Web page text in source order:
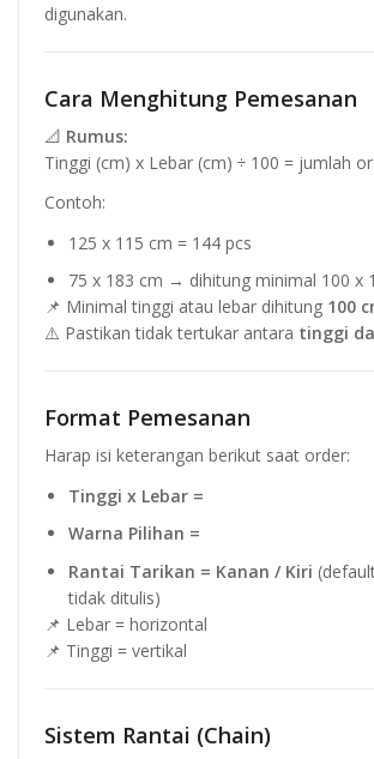
digunakan.
Cara Menghitung Pemesanan
📐 Rumus:
Tinggi (cm) x Lebar (cm) ÷ 100 = jumlah
Contoh:
125 x 115 cm = 144 pcs
75 x 183 cm → dihitung minimal 100 x
📌 Minimal tinggi atau lebar dihitung 100
⚠️ Pastikan tidak tertukar antara tinggi
Format Pemesanan
Harap isi keterangan berikut saat order:
Tinggi x Lebar =
Warna Pilihan =
Rantai Tarikan = Kanan / Kiri
tidak ditulis)
📌 Lebar = horizontal
📌 Tinggi = vertikal
Sistem Rantai (Chain)